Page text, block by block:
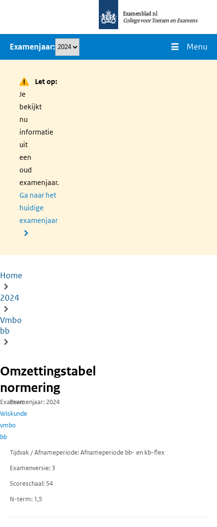
naar
inhoud
Examenblad.nl
College voor Toetsen en Examens
Examenjaar Menu
Let op:
Je
bekijkt
nu
informatie
uit
een
oud
examenjaar.
Ga naar het
huidige
examenjaar
Kruimelpad
Home
2024
Vmbo
bb
Omzettingstabel
normering
Examen
Wiskunde
vmbo
bb
Examenjaar 2024
Tijdvak / Afnameperiode Afnameperiode bb- en kb-flex
Examenversie 3
Scoreschaal 54
N-term 1,5